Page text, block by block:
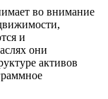
во внимание
и
они
активов